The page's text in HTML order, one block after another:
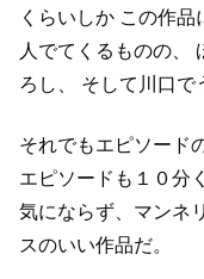
くらいしか この作品
人でてくるものの、
ろし、
そして川口で
それでもエピソード
エピソードも１０分
気にならず、マンネ
スのいい作品だ。